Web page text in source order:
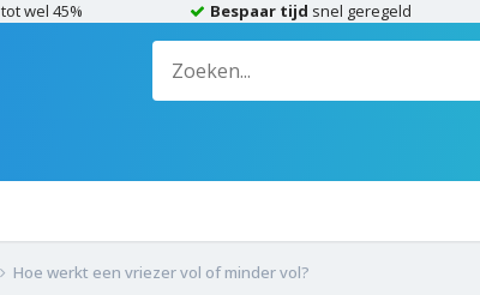
tot wel 45% Bespaar tijd snel geregeld
Hoe werkt een vriezer vol of minder vol?